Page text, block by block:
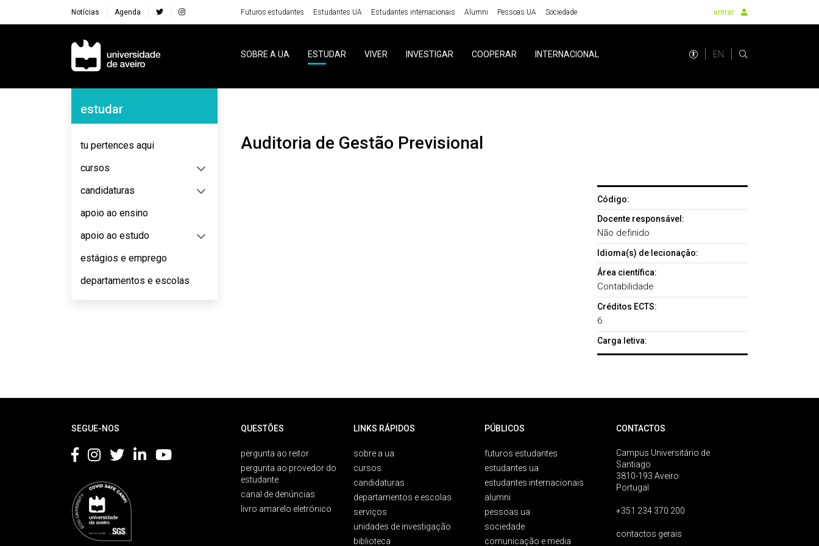
Notícias Agenda Futuros estudantes Estudantes UA Estudantes internacionais Alumni Pessoas UA Sociedade entrar
Navegação Principal
SOBRE A UA ESTUDAR VIVER INVESTIGAR COOPERAR INTERNACIONAL EN
Navegação Lateral
estudar
tu pertences aqui
cursos
candidaturas
apoio ao ensino
apoio ao estudo
estágios e emprego
departamentos e escolas
Auditoria de Gestão Previsional
Código:
Docente responsável:
Não definido
Idioma(s) de lecionação:
Área científica:
Contabilidade
Créditos ECTS:
6
Carga letiva:
SEGUE-NOS QUESTÕES
pergunta ao reitor
pergunta ao provedor do
estudante
canal de denúncias
livro amarelo eletrónico
LINKS RÁPIDOS
sobre a ua
cursos
candidaturas
departamentos e escolas
serviços
unidades de investigação
biblioteca
PÚBLICOS
futuros estudantes
estudantes ua
estudantes internacionais
alumni
pessoas ua
sociedade
comunicação e media
CONTACTOS
Campus Universitário de
Santiago
3810-193 Aveiro
Portugal
+351 234 370 200
contactos gerais